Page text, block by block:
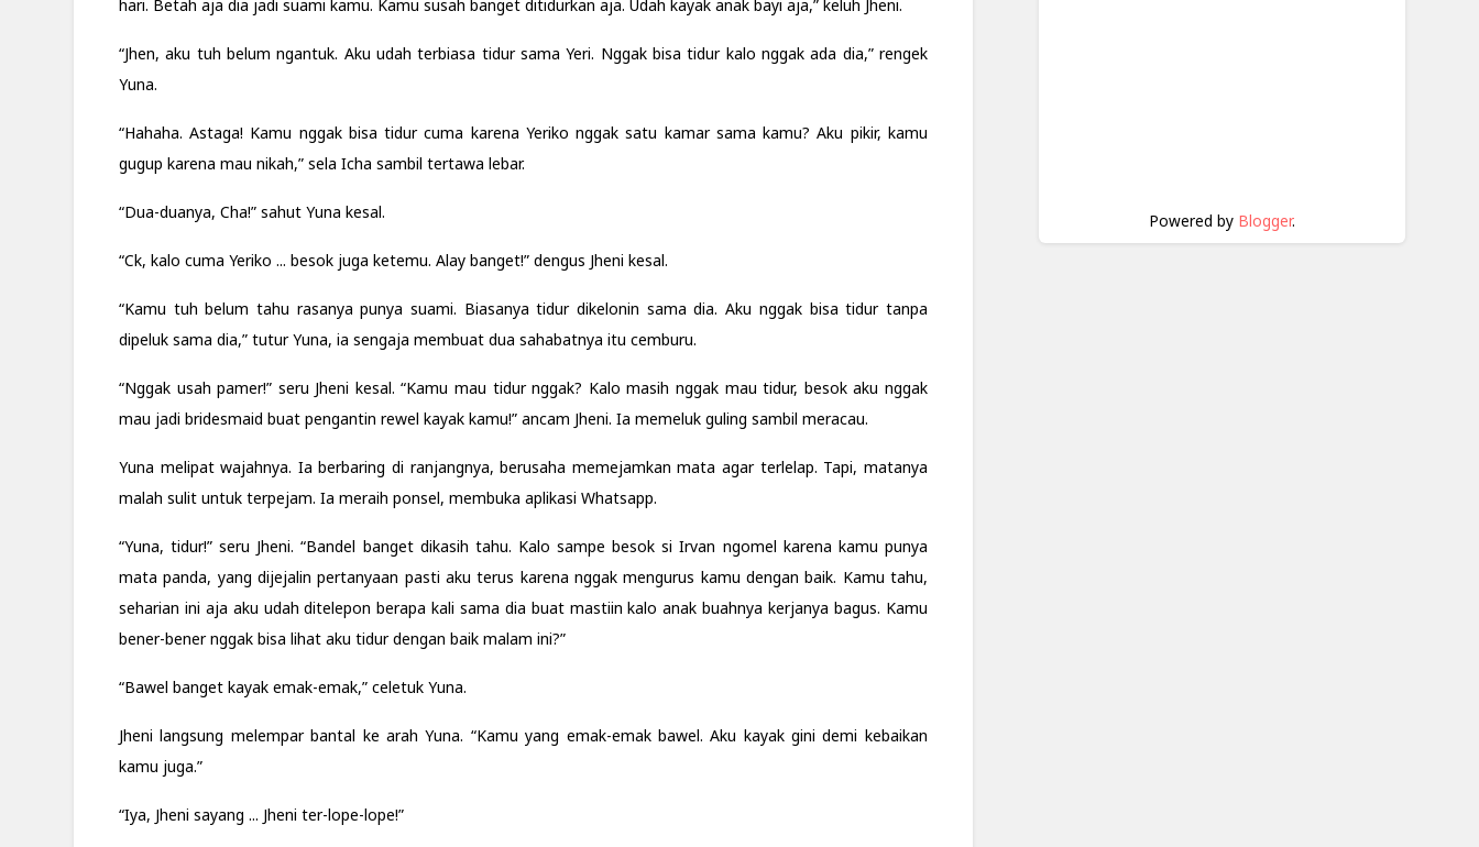
hari. Betah aja dia jadi suami kamu. Kamu susah banget ditidurkan aja. Udah kayak anak bayi aja,” keluh Jheni.
“Jhen, aku tuh belum ngantuk. Aku udah terbiasa tidur sama Yeri. Nggak bisa tidur kalo nggak ada dia,” rengek
Yuna.
“Hahaha. Astaga! Kamu nggak bisa tidur cuma karena Yeriko nggak satu kamar sama kamu? Aku pikir, kamu
gugup karena mau nikah,” sela Icha sambil tertawa lebar.
“Dua-duanya, Cha!” sahut Yuna kesal.
“Ck, kalo cuma Yeriko ... besok juga ketemu. Alay banget!” dengus Jheni kesal.
“Kamu tuh belum tahu rasanya punya suami. Biasanya tidur dikelonin sama dia. Aku nggak bisa tidur tanpa
dipeluk sama dia,” tutur Yuna, ia sengaja membuat dua sahabatnya itu cemburu.
“Nggak usah pamer!” seru Jheni kesal. “Kamu mau tidur nggak? Kalo masih nggak mau tidur, besok aku nggak
mau jadi bridesmaid buat pengantin rewel kayak kamu!” ancam Jheni. Ia memeluk guling sambil meracau.
Yuna melipat wajahnya. Ia berbaring di ranjangnya, berusaha memejamkan mata agar terlelap. Tapi, matanya
malah sulit untuk terpejam. Ia meraih ponsel, membuka aplikasi Whatsapp.
“Yuna, tidur!” seru Jheni. “Bandel banget dikasih tahu. Kalo sampe besok si Irvan ngomel karena kamu punya
mata panda, yang dijejalin pertanyaan pasti aku terus karena nggak mengurus kamu dengan baik. Kamu tahu,
seharian ini aja aku udah ditelepon berapa kali sama dia buat mastiin kalo anak buahnya kerjanya bagus. Kamu
bener-bener nggak bisa lihat aku tidur dengan baik malam ini?”
“Bawel banget kayak emak-emak,” celetuk Yuna.
Jheni langsung melempar bantal ke arah Yuna. “Kamu yang emak-emak bawel. Aku kayak gini demi kebaikan
kamu juga.”
“Iya, Jheni sayang ... Jheni ter-lope-lope!”
Powered by Blogger.